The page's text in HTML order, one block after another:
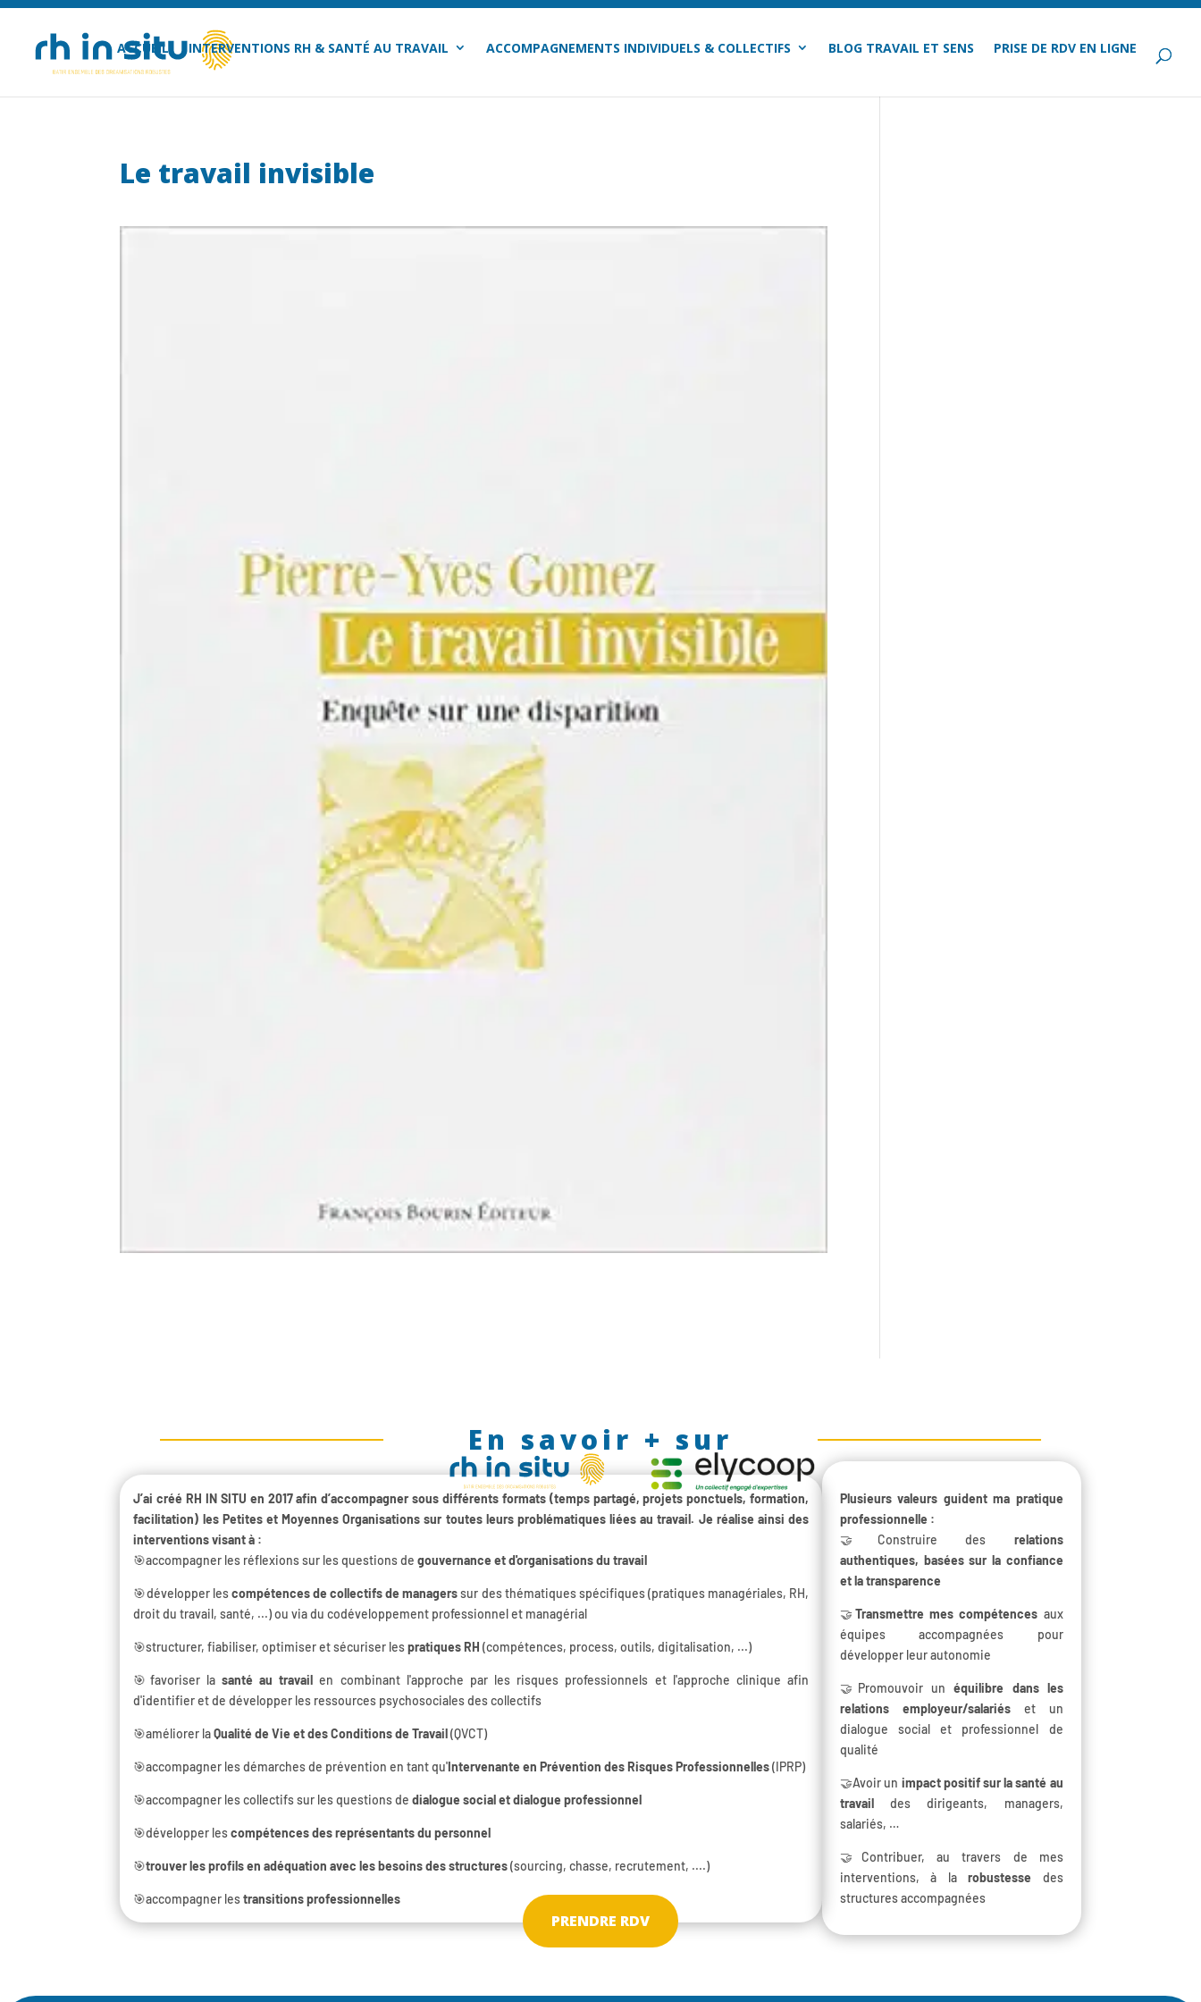
ACCUEIL INTERVENTIONS RH & SANTÉ AU TRAVAIL ACCOMPAGNEMENTS INDIVIDUELS & COLLECTIFS BLOG TRAVAIL ET SENS PRISE DE RDV EN LIGNE
Le travail invisible
En savoir + sur
J’ai créé RH IN SITU en 2017 afin d’accompagner sous différents formats (temps partagé, projets ponctuels, formation,
facilitation) les Petites et Moyennes Organisations sur toutes leurs problématiques liées au travail. Je réalise ainsi des
interventions visant à :
🎯accompagner les réflexions sur les questions degouvernance et d'organisations du travail
🎯développer lescompétences de collectifs de managerssur des thématiques spécifiques (pratiques managériales, RH,
droit du travail, santé, ...) ou via du codéveloppement professionnel et managérial
🎯structurer, fiabiliser, optimiser et sécuriser lespratiques RH (compétences, process, outils, digitalisation, ...)
🎯favoriser la santé au travailen combinant l'approche par les risques professionnels et l'approche clinique afin
d'identifier et de développer les ressources psychosociales des collectifs
🎯améliorer laQualité de Vie et des Conditions de Travail(QVCT)
🎯accompagner les démarches de prévention en tant qu'Intervenante en Prévention des Risques Professionnelles(IPRP)
🎯accompagner les collectifs sur les questions dedialogue social et dialogue professionnel
🎯développer lescompétences des représentants du personnel
🎯trouver les profils en adéquation avec les besoins des structures(sourcing, chasse, recrutement, ....)
🎯accompagner lestransitions professionnelles
Plusieurs valeurs guident ma pratique
professionnelle :
🤝Construire des relations
authentiques, basées sur la confiance
et la transparence
🤝Transmettre mes compétences aux
équipes accompagnées pour
développer leur autonomie
🤝Promouvoir unéquilibre dans les
relations employeur/salariéset un
dialogue social et professionnel de
qualité
🤝Avoir un impact positif sur la santé au
travail des dirigeants, managers,
salariés, …
🤝Contribuer, au travers de mes
interventions, à larobustesse des
structures accompagnées
PRENDRE RDV